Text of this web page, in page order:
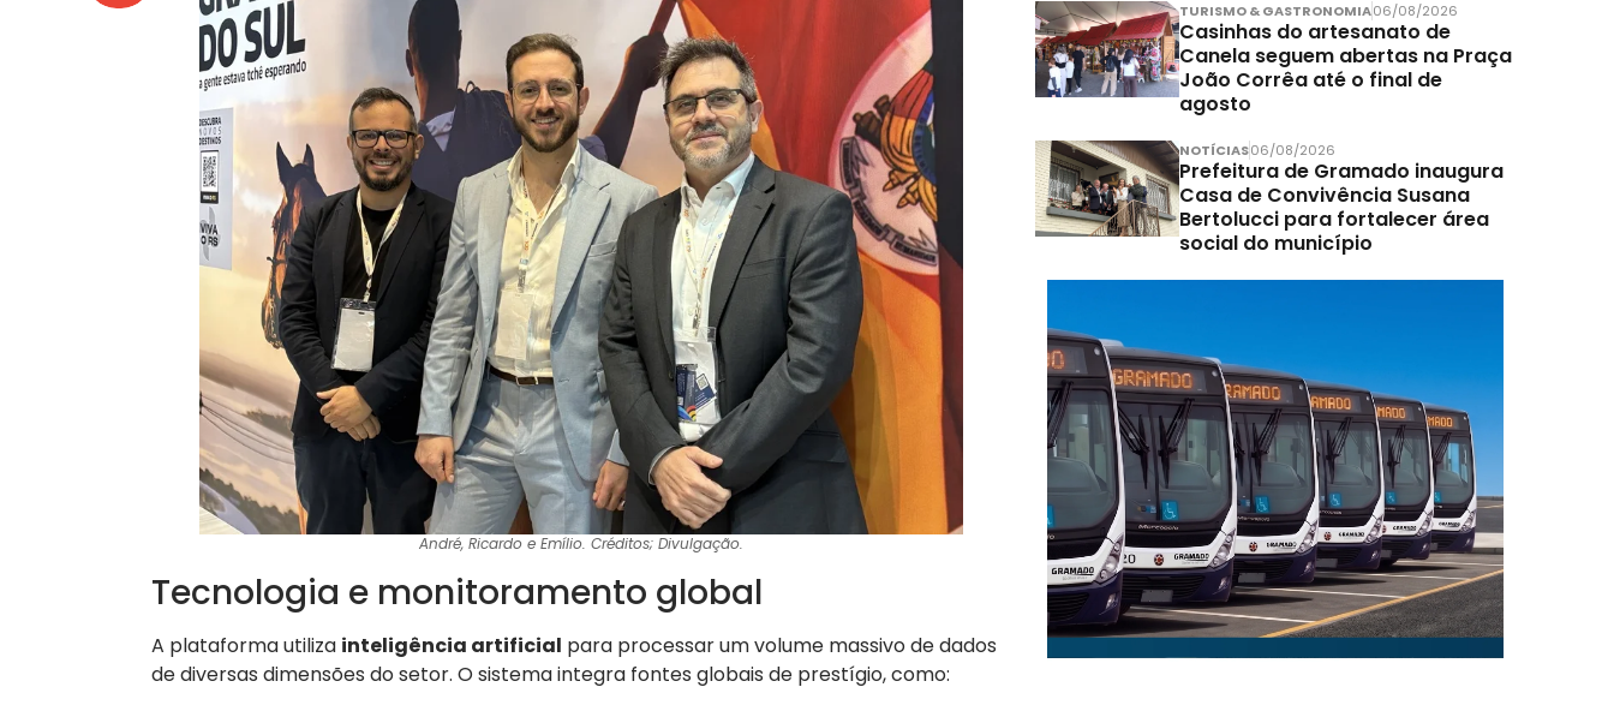
André, Ricardo e Emílio. Créditos; Divulgação.
Tecnologia e monitoramento global
A plataforma utiliza inteligência artificial para processar um volume massivo de dados
de diversas dimensões do setor. O sistema integra fontes globais de prestígio, como:
TURISMO & GASTRONOMIA06/08/2026
Casinhas do artesanato de
Canela seguem abertas na Praça
João Corrêa até o final de
agosto
NOTÍCIAS06/08/2026
Prefeitura de Gramado inaugura
Casa de Convivência Susana
Bertolucci para fortalecer área
social do município